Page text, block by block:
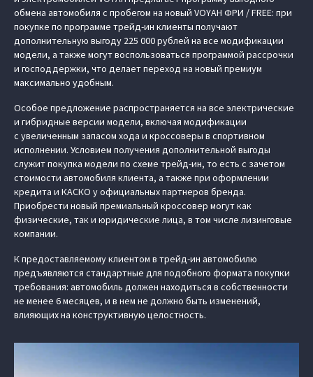
обмена автомобиля с пробегом на новый VOYAH ФРИ / FREE: при
покупке по программе трейд-ин клиенты получают
дополнительную выгоду 225 000 рублей на все модификации
модели, а также могут воспользоваться программой рассрочки
и господдержки, что делает переход на новый премиум
максимально удобным.
Особое предложение распространяется на все электрические
и гибридные версии модели, включая модификации
с увеличенным запасом хода и кроссоверы в спортивном
исполнении. Условием получения дополнительной выгоды
служит покупка модели по схеме трейд-ин, то есть с зачетом
стоимости автомобиля клиента, а также при оформлении
кредита и КАСКО у официальных партнеров бренда.
Приобрести новый премиальный кроссовер могут как
физические, так и юридические лица, в том числе лизинговые
компании.
К предоставляемому клиентом в трейд-ин автомобилю
предъявляются стандартные для подобного формата покупки
требования: автомобиль должен находиться в собственности
не менее 6 месяцев, и в нем не должно быть изменений,
влияющих на конструктивную целостность.